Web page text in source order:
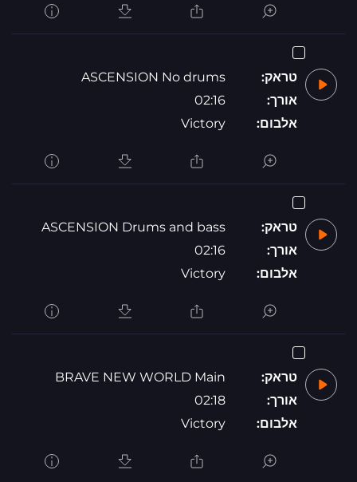
טראק:
ASCENSION No drums
אורך:
02:16
אלבום:
Victory
טראק:
ASCENSION Drums and bass
אורך:
02:16
אלבום:
Victory
טראק:
BRAVE NEW WORLD Main
אורך:
02:18
אלבום:
Victory